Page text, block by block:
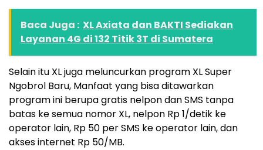
Baca Juga : XL Axiata dan BAKTI Sediakan
Layanan 4G di 132 Titik 3T di Sumatera
Selain itu XL juga meluncurkan program XL Super
Ngobrol Baru, Manfaat yang bisa ditawarkan
program ini berupa gratis nelpon dan SMS tanpa
batas ke semua nomor XL, nelpon Rp 1/detik ke
operator lain, Rp 50 per SMS ke operator lain, dan
akses internet Rp 50/MB.